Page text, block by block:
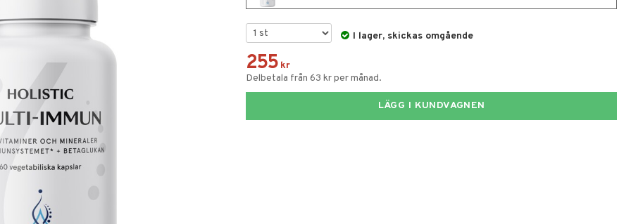
I lager, skickas omgående
255 kr
Delbetala från 63 kr per månad.
LÄGG I KUNDVAGNEN